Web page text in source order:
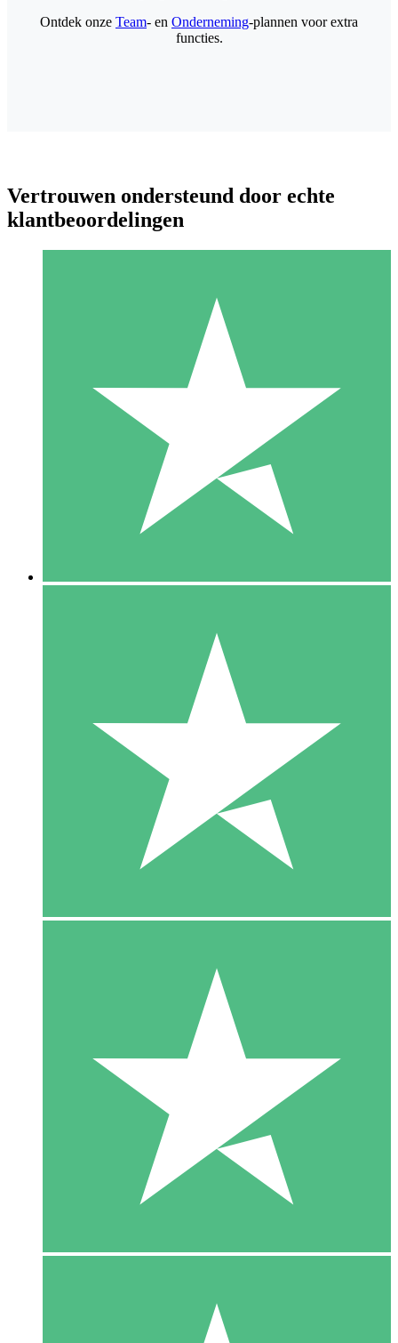
Individuele Creditpakketten
Betaal per gebruik met downloadtegoeden. Geen maandelijkse
1000
10 Downloaden
20 00
Ontdek onze Team- en Onderneming-plannen voor extra
functies.
Vertrouwen ondersteund door echte
klantbeoordelingen